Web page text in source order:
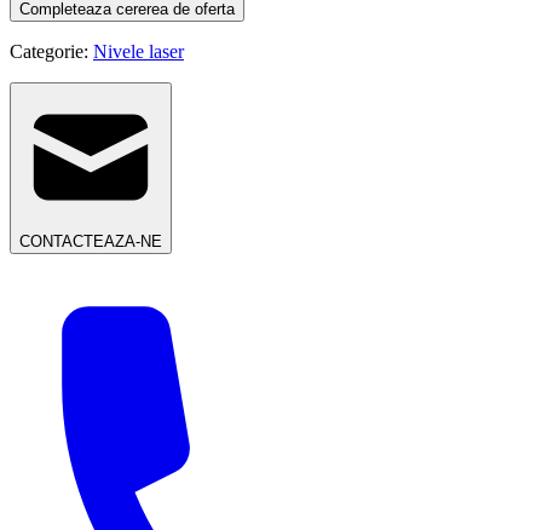
Completeaza cererea de oferta
Categorie: Nivele laser
CONTACTEAZA-NE